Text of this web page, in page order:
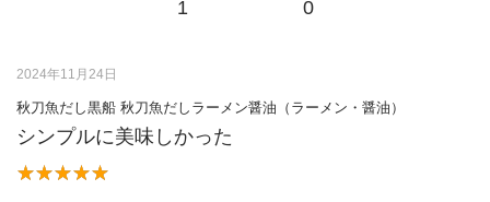
1 0
2024年11月24日
秋刀魚だし黒船 秋刀魚だしラーメン醤油（ラーメン・醤油）
シンプルに美味しかった